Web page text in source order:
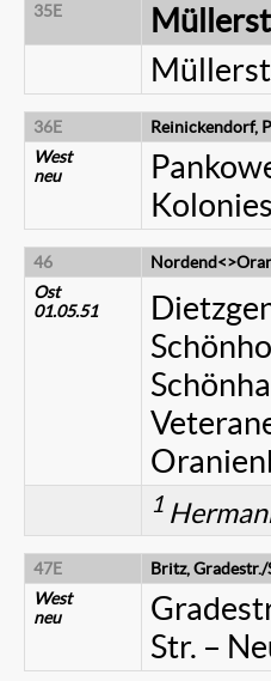
35E
36E
Reinickendorf,
West
neu
46
Ost
01.05.51
1
47E
Britz,
West
neu
Str. –